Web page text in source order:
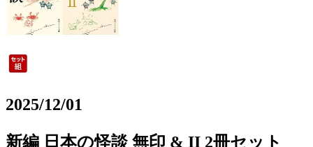
2025/12/01
新編 日本の怪談 無印 & II 2冊セット